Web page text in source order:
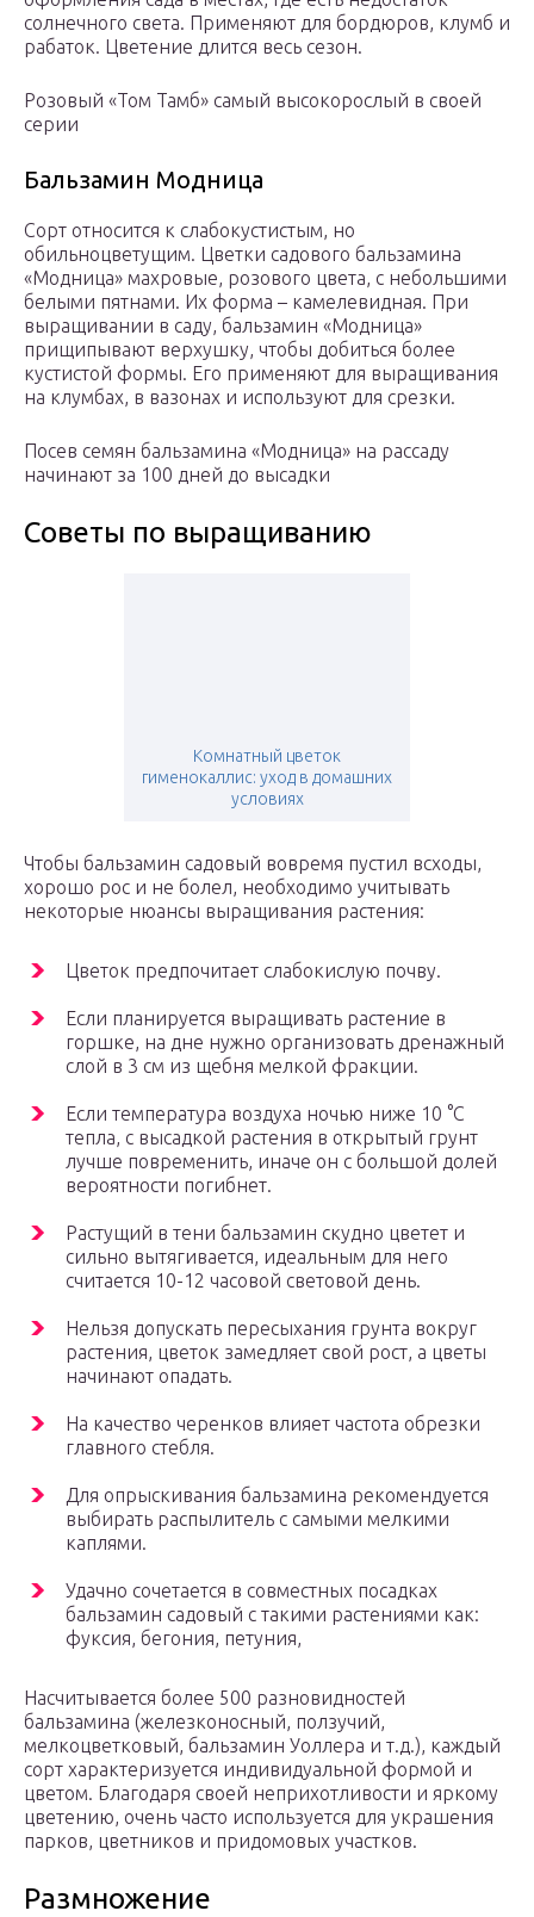
солнечного света. Применяют для бордюров, клумб и
рабаток. Цветение длится весь сезон.
Розовый «Том Тамб» самый высокорослый в своей
серии
Бальзамин Модница
Сорт относится к слабокустистым, но
обильноцветущим. Цветки садового бальзамина
«Модница» махровые, розового цвета, с небольшими
белыми пятнами. Их форма – камелевидная. При
выращивании в саду, бальзамин «Модница»
прищипывают верхушку, чтобы добиться более
кустистой формы. Его применяют для выращивания
на клумбах, в вазонах и используют для срезки.
Посев семян бальзамина «Модница» на рассаду
начинают за 100 дней до высадки
Советы по выращиванию
Комнатный цветок
гименокаллис: уход в домашних
условиях
Чтобы бальзамин садовый вовремя пустил всходы,
хорошо рос и не болел, необходимо учитывать
некоторые нюансы выращивания растения:
Цветок предпочитает слабокислую почву.
Если планируется выращивать растение в
горшке, на дне нужно организовать дренажный
слой в 3 см из щебня мелкой фракции.
Если температура воздуха ночью ниже 10 °С
тепла, с высадкой растения в открытый грунт
лучше повременить, иначе он с большой долей
вероятности погибнет.
Растущий в тени бальзамин скудно цветет и
сильно вытягивается, идеальным для него
считается 10-12 часовой световой день.
Нельзя допускать пересыхания грунта вокруг
растения, цветок замедляет свой рост, а цветы
начинают опадать.
На качество черенков влияет частота обрезки
главного стебля.
Для опрыскивания бальзамина рекомендуется
выбирать распылитель с самыми мелкими
каплями.
Удачно сочетается в совместных посадках
бальзамин садовый с такими растениями как:
фуксия, бегония, петуния,
Насчитывается более 500 разновидностей
бальзамина (железконосный, ползучий,
мелкоцветковый, бальзамин Уоллера и т.д.), каждый
сорт характеризуется индивидуальной формой и
цветом. Благодаря своей неприхотливости и яркому
цветению, очень часто используется для украшения
парков, цветников и придомовых участков.
Размножение